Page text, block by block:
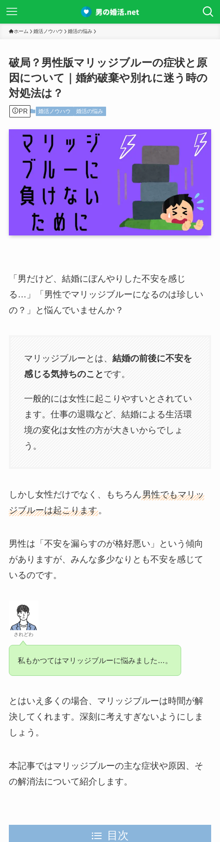
ホーム 婚活ノウハウ 婚活の悩み
破局？男性版マリッジブルーの症状と原
因について｜婚約破棄や別れに迷う時の
対処法は？
PR 婚活ノウハウ 婚活の悩み
「男だけど、結婚にぼんやりした不安を感じ
る…」「男性でマリッジブルーになるのは珍しい
の？」と悩んでいませんか？
マリッジブルーとは、 結婚の前後に不安を
感じる気持ちのこと です。
一般的には女性に起こりやすいとされてい
ます。仕事の退職など、結婚による生活環
境の変化は女性の方が大きいからでしょ
う。
しかし女性だけでなく、もちろん男性でもマリッ
ジブルーは起こります。
男性は「不安を漏らすのが格好悪い」という傾向
がありますが、みんな多少なりとも不安を感じて
いるのです。
されどわ
私もかつてはマリッジブルーに悩みました…。
とはいえ多くの場合、マリッジブルーは時間が解
決してくれます。深刻に考えすぎないようにしま
しょう。
本記事ではマリッジブルーの主な症状や原因、そ
の解消法について紹介します。
目次